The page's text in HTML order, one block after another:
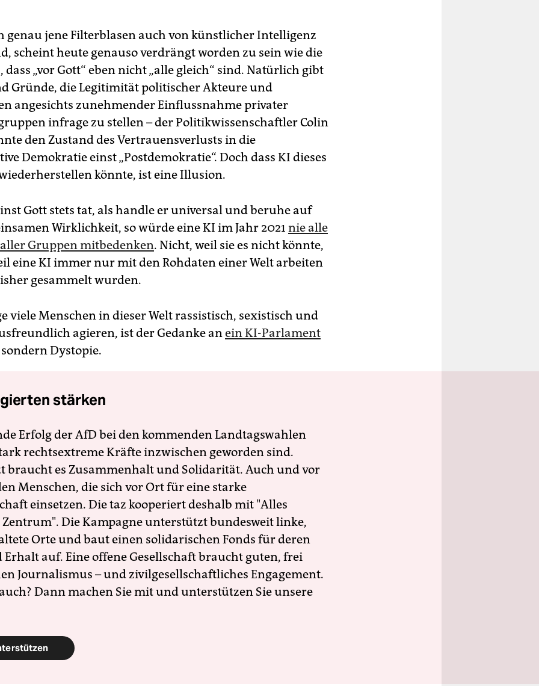
genau jene Filterblasen auch von künstlicher Intelligenz
scheint heute genauso verdrängt worden zu sein wie die
„vor Gott“ eben nicht „alle gleich“ sind. Natürlich gibt
Gründe, die Legitimität politischer Akteure und
angesichts zunehmender Einflussnahme privater
infrage zu stellen – der Politikwissenschaftler Colin
den Zustand des Vertrauensverlusts in die
Demokratie einst „Postdemokratie“. Doch dass KI dieses
könnte, ist eine Illusion.
Gott stets tat, als handle er universal und beruhe auf
Wirklichkeit, so würde eine KI im Jahr 2021 nie alle
Gruppen mitbedenken. Nicht, weil sie es nicht könnte,
eine KI immer nur mit den Rohdaten einer Welt arbeiten
gesammelt wurden.
viele Menschen in dieser Welt rassistisch, sexistisch und
agieren, ist der Gedanke anein KI-Parlament
Dystopie.
stärken
Erfolg der AfD bei den kommenden Landtagswahlen
rechtsextreme Kräfte inzwischen geworden sind.
braucht es Zusammenhalt und Solidarität. Auch und vor
Menschen, die sich vor Ort für eine starke
einsetzen. Die taz kooperiert deshalb mit "Alles
Die Kampagne unterstützt bundesweit linke,
Orte und baut einen solidarischen Fonds für deren
Erhalt auf. Eine offene Gesellschaft braucht guten, frei
Journalismus – und zivilgesellschaftliches Engagement.
Dann machen Sie mit und unterstützen Sie unsere